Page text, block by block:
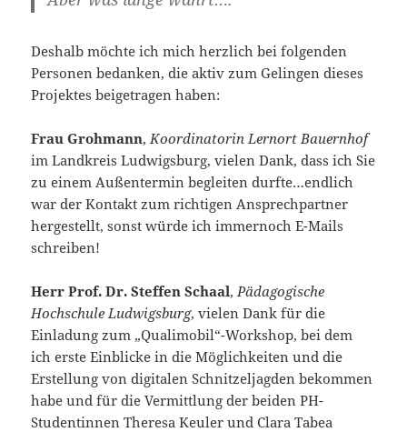
Deshalb möchte ich mich herzlich bei folgenden
Personen bedanken, die aktiv zum Gelingen dieses
Projektes beigetragen haben:
Frau Grohmann, Koordinatorin Lernort Bauernhof
im Landkreis Ludwigsburg, vielen Dank, dass ich Sie
zu einem Außentermin begleiten durfte…endlich
war der Kontakt zum richtigen Ansprechpartner
hergestellt, sonst würde ich immernoch E-Mails
schreiben!
Herr Prof. Dr. Steffen Schaal, Pädagogische
Hochschule Ludwigsburg, vielen Dank für die
Einladung zum „Qualimobil“-Workshop, bei dem
ich erste Einblicke in die Möglichkeiten und die
Erstellung von digitalen Schnitzeljagden bekommen
habe und für die Vermittlung der beiden PH-
Studentinnen Theresa Keuler und Clara Tabea